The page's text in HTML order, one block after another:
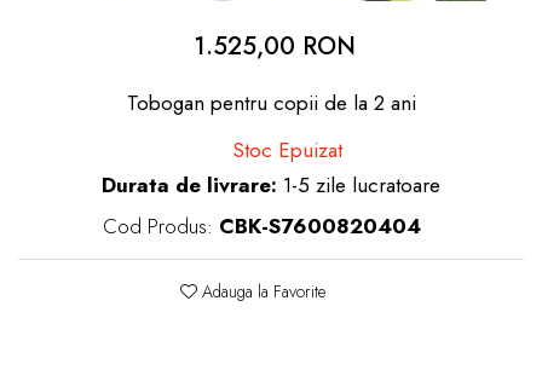
Igiena copii
1.525,00 RON
Tobogan pentru copii de la 2 ani
Stoc Epuizat
Durata de livrare: 1-5 zile lucratoare
Cod Produs: CBK-S7600820404
Adauga la Favorite